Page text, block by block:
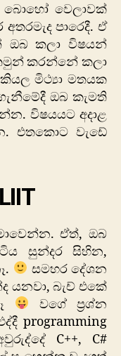
බොහෝ වෙලාවක්
පාරෙදී. ඒ
ඔබ කලා විෂයන්
කරන්නේ කලා
මිථ්‍යා මතයක
ඔබ කැමති
විෂයයට අදාළ
එතකොට වැඩේ
ඒත්, ඔබ
සුන්දර සිහින,
සමහර දේශන
යනවා, බැච් එකේ
වගේ ප්‍රශ්න
programming
C++, C#